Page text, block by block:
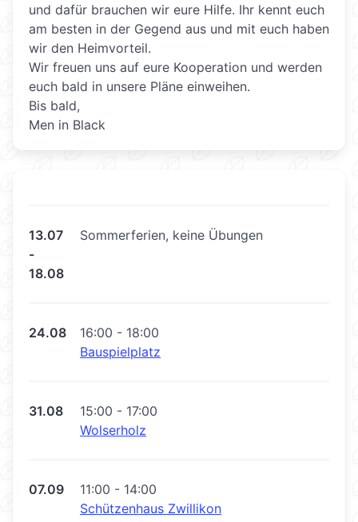
und dafür brauchen wir eure Hilfe. Ihr kennt euch
am besten in der Gegend aus und mit euch haben
wir den Heimvorteil.
Wir freuen uns auf eure Kooperation und werden
euch bald in unsere Pläne einweihen.
Bis bald,
Men in Black
13.07
-
18.08
Sommerferien, keine Übungen
24.08
16:00 - 18:00
Bauspielplatz
31.08
15:00 - 17:00
Wolserholz
07.09
11:00 - 14:00
Schützenhaus Zwillikon